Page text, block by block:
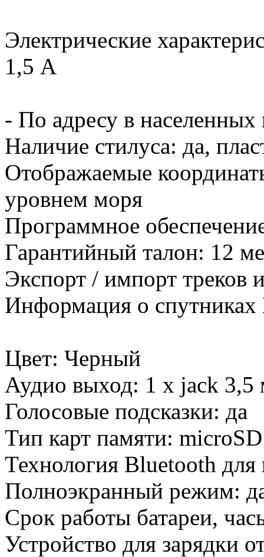
Электрические
1,5 А
- По адресу в населенных
Наличие стилуса: да,
Отображаемые
уровнем моря
Программное
Гарантийный талон: 12
Экспорт / импорт треков
Информация о спутниках
Цвет: Черный
Аудио выход: 1 x jack 3,5
Голосовые подсказки: да
Тип карт памяти:
Технология Bluetooth для
Полноэкранный режим:
Срок работы батареи,
Устройство для зарядки